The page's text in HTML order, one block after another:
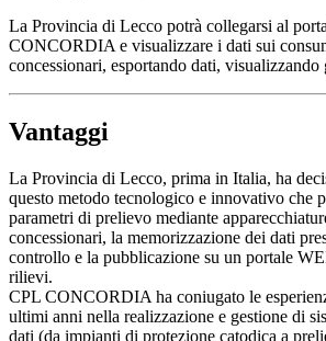
La Provincia di Lecco potrà collegarsi al
CONCORDIA e visualizzare i dati sui
concessionari, esportando dati,
Vantaggi
La Provincia di Lecco, prima in Italia, ha
questo metodo tecnologico e innovativo che
parametri di prelievo mediante
concessionari, la memorizzazione dei dati
controllo e la pubblicazione su un portale
rilievi.
CPL CONCORDIA ha coniugato le
ultimi anni nella realizzazione e gestione di
dati (da impianti di protezione catodica a